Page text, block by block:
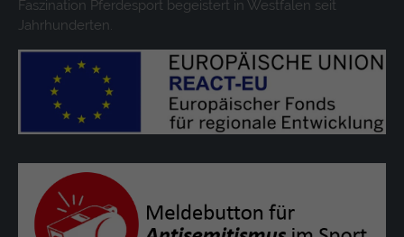
Faszination Pferdesport begeistert in Westfalen seit
Jahrhunderten.